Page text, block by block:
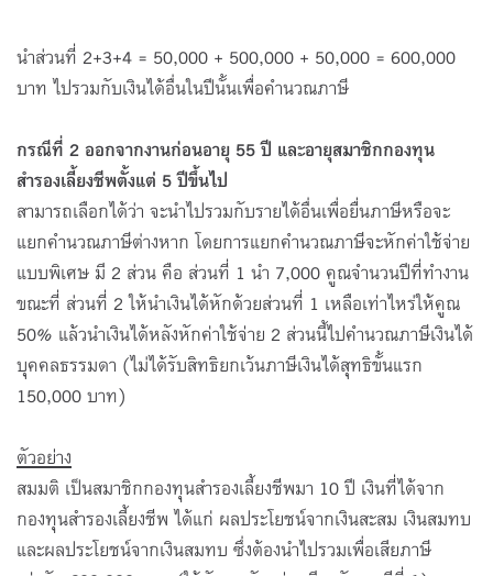
นำส่วนที่ 2+3+4 = 50,000 + 500,000 + 50,000 = 600,000
บาท ไปรวมกับเงินได้อื่นในปีนั้นเพื่อคำนวณภาษี
กรณีที่ 2 ออกจากงานก่อนอายุ 55 ปี และอายุสมาชิกกองทุน
สำรองเลี้ยงชีพตั้งแต่ 5 ปีขึ้นไป
สามารถเลือกได้ว่า จะนำไปรวมกับรายได้อื่นเพื่อยื่นภาษีหรือจะ
แยกคำนวณภาษีต่างหาก โดยการแยกคำนวณภาษีจะหักค่าใช้จ่าย
แบบพิเศษ มี 2 ส่วน คือ ส่วนที่ 1 นำ 7,000 คูณจำนวนปีที่ทำงาน
ขณะที่ ส่วนที่ 2 ให้นำเงินได้หักด้วยส่วนที่ 1 เหลือเท่าไหร่ให้คูณ
50% แล้วนำเงินได้หลังหักค่าใช้จ่าย 2 ส่วนนี้ไปคำนวณภาษีเงินได้
บุคคลธรรมดา (ไม่ได้รับสิทธิยกเว้นภาษีเงินได้สุทธิขั้นแรก
150,000 บาท)
ตัวอย่าง
สมมติ เป็นสมาชิกกองทุนสำรองเลี้ยงชีพมา 10 ปี เงินที่ได้จาก
กองทุนสำรองเลี้ยงชีพ ได้แก่ ผลประโยชน์จากเงินสะสม เงินสมทบ
และผลประโยชน์จากเงินสมทบ ซึ่งต้องนำไปรวมเพื่อเสียภาษี